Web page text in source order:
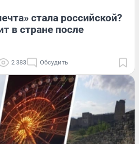
стала российской?
в стране после
2 383 Обсудить